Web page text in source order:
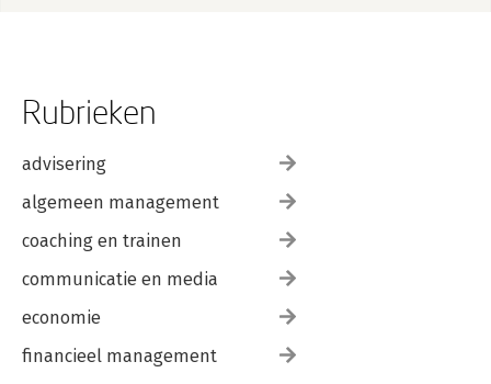
Rubrieken
advisering
algemeen management
coaching en trainen
communicatie en media
economie
financieel management